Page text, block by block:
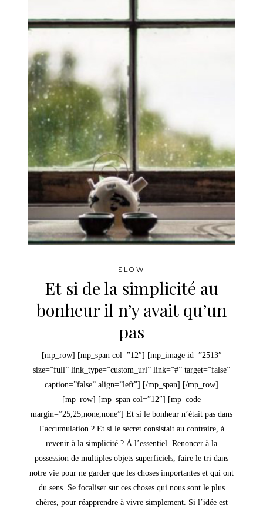
SLOW
Et si de la simplicité au
bonheur il n’y avait qu’un
pas
[mp_row] [mp_span col=”12″] [mp_image id=”2513″
size=”full” link_type=”custom_url” link=”#” target=”false”
caption=”false” align=”left”] [/mp_span] [/mp_row]
[mp_row] [mp_span col=”12″] [mp_code
margin=”25,25,none,none”] Et si le bonheur n’était pas dans
l’accumulation ? Et si le secret consistait au contraire, à
revenir à la simplicité ? À l’essentiel. Renoncer à la
possession de multiples objets superficiels, faire le tri dans
notre vie pour ne garder que les choses importantes et qui ont
du sens. Se focaliser sur ces choses qui nous sont le plus
chères, pour réapprendre à vivre simplement. Si l’idée est